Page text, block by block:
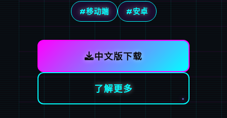
#移动端 #安卓
中文版下载
了解更多